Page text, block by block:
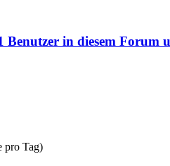
Benutzer in diesem Forum
pro Tag)